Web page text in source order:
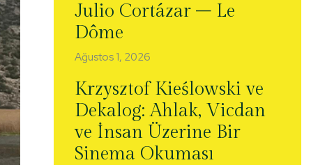
Julio Cortázar – Le
Dôme
Ağustos 1, 2026
Krzysztof Kieślowski ve
Dekalog: Ahlak, Vicdan
ve İnsan Üzerine Bir
Sinema Okuması